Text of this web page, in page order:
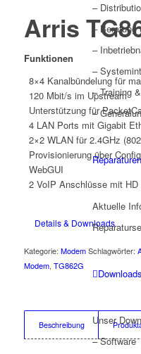
–
–
–
–
– Training
–
Reparaturen
Aktuelle
Downloads
Unser
– Software
Arris
Funktionen
8×4 Kanalbündelung für
120 Mbit/s im Upstream
Unterstützung für
4 LAN Ports mit Gigabit
2×2 WLAN für 2.4GHz
Provisionierung über
WebGUI
2 VoIP Anschlüsse mit
Details & Downloads
Kategorie: Modem Schlagwörter:
Modem, TG862G
Beschreibung